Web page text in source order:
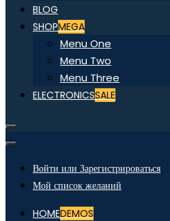
BLOG
SHOPMEGA
Menu One
Menu Two
Menu Three
ELECTRONICSSALE
Войти или Зарегистрироваться
Мой список желаний
HOMEDEMOS